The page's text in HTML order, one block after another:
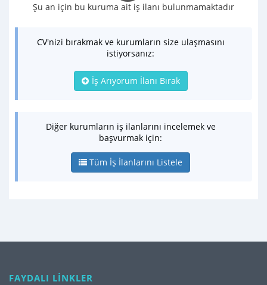
Şu an için bu kuruma ait iş ilanı bulunmamaktadır
CV'nizi bırakmak ve kurumların size ulaşmasını
istiyorsanız:
İş Arıyorum İlanı Bırak
Diğer kurumların iş ilanlarını incelemek ve
başvurmak için:
Tüm İş İlanlarını Listele
FAYDALI LİNKLER